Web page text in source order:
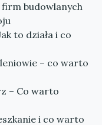
firm budowlanych
to działa i co
– co warto
– Co warto
i co warto